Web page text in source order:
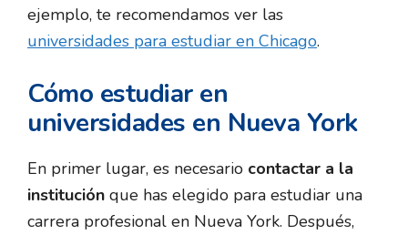
ejemplo, te recomendamos ver las
universidades para estudiar en Chicago.
Cómo estudiar en
universidades en Nueva York
En primer lugar, es necesario contactar a la
institución que has elegido para estudiar una
carrera profesional en Nueva York. Después,